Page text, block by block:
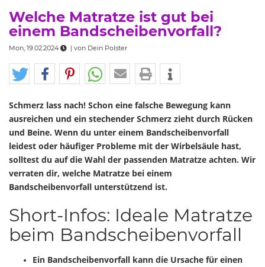
Welche Matratze ist gut bei
einem Bandscheibenvorfall?
Mon, 19.02.2024 | von Dein Polster
Schmerz lass nach! Schon eine falsche Bewegung kann
ausreichen und ein stechender Schmerz zieht durch Rücken
und Beine. Wenn du unter einem Bandscheibenvorfall
leidest oder häufiger Probleme mit der Wirbelsäule hast,
solltest du auf die Wahl der passenden Matratze achten. Wir
verraten dir, welche Matratze bei einem
Bandscheibenvorfall unterstützend ist.
Short-Infos: Ideale Matratze
beim Bandscheibenvorfall
Ein Bandscheibenvorfall kann die Ursache für einen